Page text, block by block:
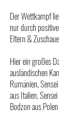
Der Wettkampf
nur durch
Eltern &
Hier ein großes
ausländischen
Rumänien,
aus Italien,
Bodzon aus